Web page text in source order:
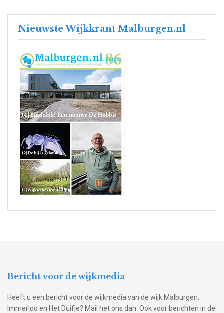
Nieuwste Wijkkrant Malburgen.nl
Bericht voor de wijkmedia
Heeft u een bericht voor de wijkmedia van de wijk Malburgen,
Immerloo en Het Duifje? Mail het ons dan. Ook voor berichten in de